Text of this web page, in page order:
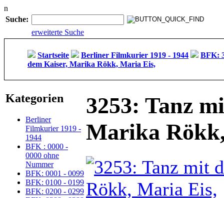
n
Suche:
erweiterte Suche
Startseite Berliner Filmkurier 1919 - 1944
BFK:
dem Kaiser, Marika Rökk, Maria Eis,
Kategorien
Berliner
Filmkurier 1919 -
1944
BFK : 0000 -
0000 ohne
Nummer
BFK: 0001 - 0099
BFK: 0100 - 0199
BFK: 0200 - 0299
3253: Tanz
Marika